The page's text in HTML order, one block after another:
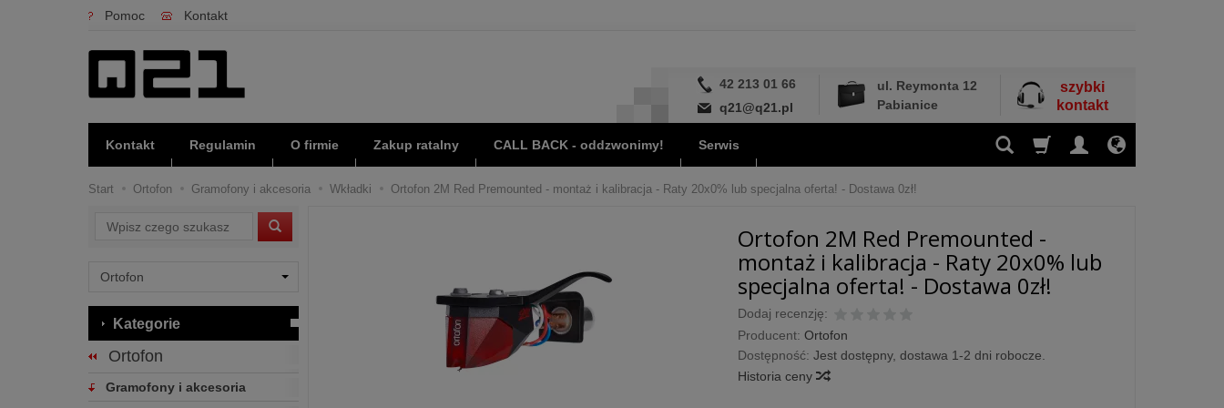
Pomoc Kontakt
42 213 01 66
q21@q21.pl
ul. Reymonta 12
Pabianice
szybki
kontakt
Kontakt Regulamin O firmie Zakup ratalny CALL BACK - oddzwonimy! Serwis
Start Ortofon Gramofony i akcesoria Wkładki Ortofon 2M Red Premounted - montaż i kalibracja - Raty 20x0% lub specjalna oferta! - Dostawa 0zł!
Ortofon 2M Red Premounted -
montaż i kalibracja - Raty 20x0% lub
specjalna oferta! - Dostawa 0zł!
Dodaj recenzję:
Producent: Ortofon
Dostępność: Jest dostępny, dostawa 1-2 dni robocze.
Historia ceny
Wyszukaj
Kategorie
Ortofon
Gramofony i akcesoria